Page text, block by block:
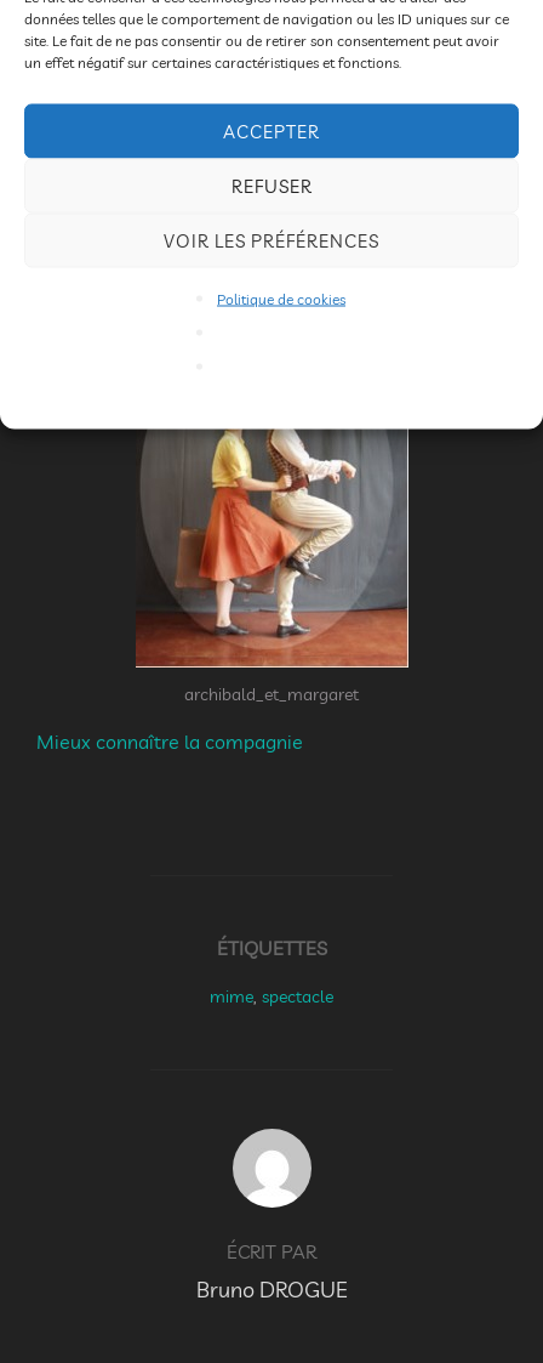
données telles que le comportement de navigation ou les ID uniques sur ce
site. Le fait de ne pas consentir ou de retirer son consentement peut avoir
un effet négatif sur certaines caractéristiques et fonctions.
ACCEPTER
REFUSER
VOIR LES PRÉFÉRENCES
Politique de cookies
quittent jamais quelles que soient leurs aventures et
leurs évolutions dans l’espace … prouesse gestuelle et
recherche de la perfection dans l’interprétation relève
l’humour et la tendresse de ces personnages qui nous
font rire et sourire mais savent aussi nous émouvoir.
archibald_et_margaret
Mieux connaître la compagnie
ÉTIQUETTES
mime, spectacle
AUTEUR DE LA PUBLICATION
ÉCRIT PAR
Bruno DROGUE